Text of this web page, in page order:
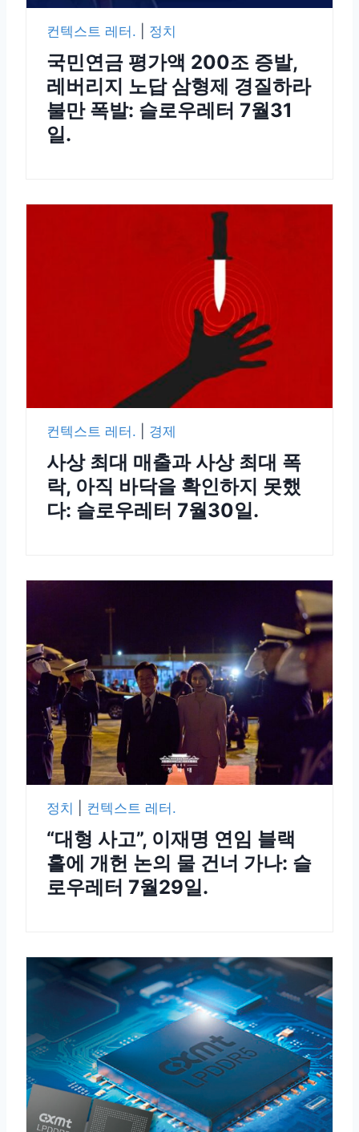
컨텍스트 레터. 정치
국민연금 평가액 200조 증발,
레버리지 노답 삼형제 경질하라
불만 폭발: 슬로우레터 7월31
일.
컨텍스트 레터. 경제
사상 최대 매출과 사상 최대 폭
락, 아직 바닥을 확인하지 못했
다: 슬로우레터 7월30일.
정치 컨텍스트 레터.
“대형 사고”, 이재명 연임 블랙
홀에 개헌 논의 물 건너 가나: 슬
로우레터 7월29일.